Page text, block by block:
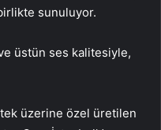
sunuluyor.
üstün ses kalitesiyle,
üzerine özel üretilen